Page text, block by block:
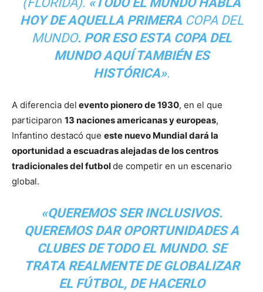
HOY DE AQUELLA PRIMERA COPA DEL
MUNDO. POR ESO ESTA COPA DEL
MUNDO AQUÍ TAMBIÉN ES
HISTÓRICA».
A diferencia del evento pionero de 1930, en el que
participaron 13 naciones americanas y europeas,
Infantino destacó que este nuevo Mundial dará la
oportunidad a escuadras alejadas de los centros
tradicionales del futbolde competir en un escenario
global.
«QUEREMOS SER INCLUSIVOS.
QUEREMOS DAR OPORTUNIDADES A
CLUBES DE TODO EL MUNDO. SE
TRATA REALMENTE DE GLOBALIZAR
EL FÚTBOL, DE HACERLO